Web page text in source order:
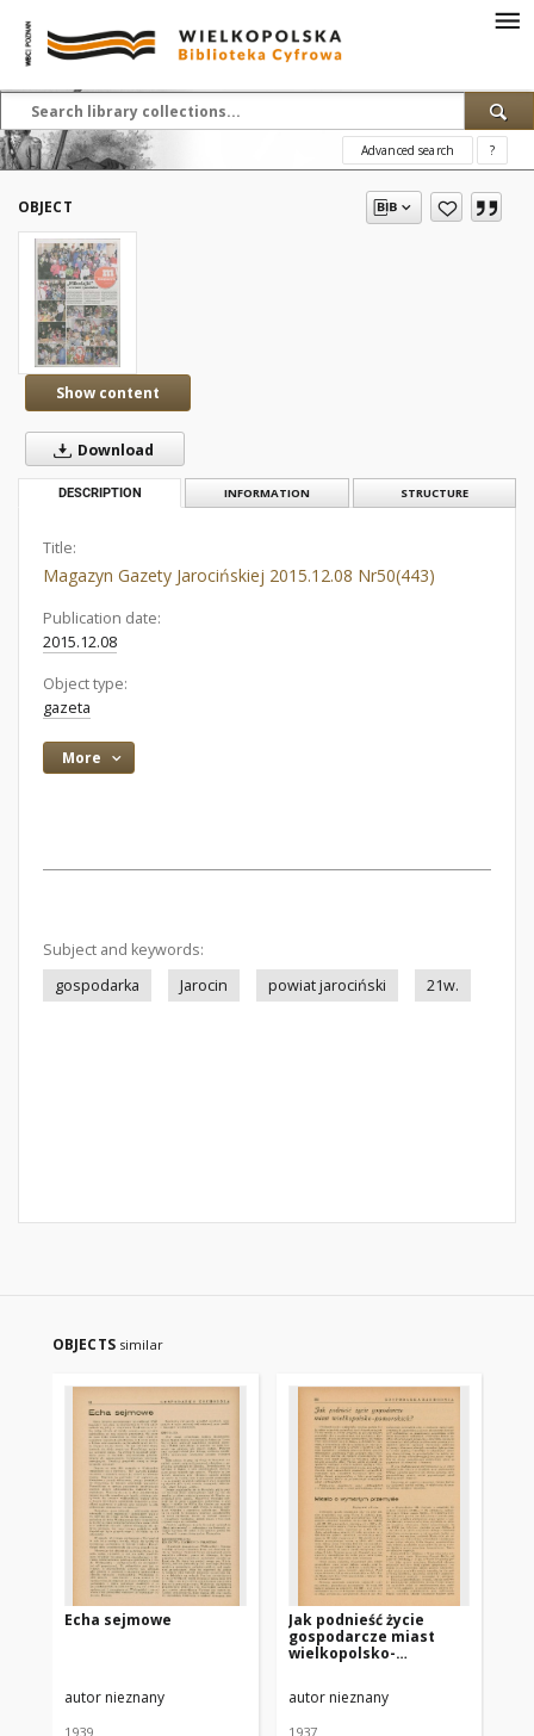
Advanced search ?
OBJECT
Show content
Download
DESCRIPTION INFORMATION STRUCTURE
Title:
Magazyn Gazety Jarocińskiej 2015.12.08 Nr50(443)
Publication date:
2015.12.08
Object type:
gazeta
More
Subject and keywords:
gospodarka
Jarocin powiat jarociński 21w.
OBJECTS similar
Echa sejmowe
autor nieznany
1939
Jak podnieść życie
gospodarcze miast
wielkopolsko-
autor nieznany
1937